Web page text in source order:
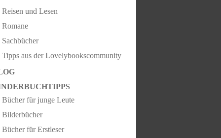
Reisen und Lesen
Romane
Sachbücher
Tipps aus der Lovelybookscommunity
Bücher für junge Leute
Bilderbücher
Bücher für Erstleser